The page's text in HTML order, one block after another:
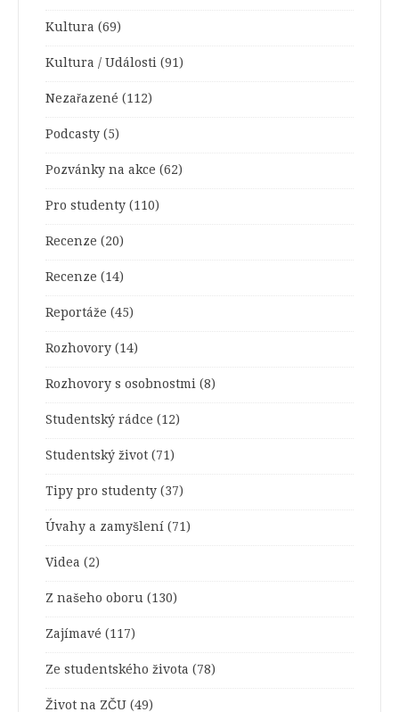
Kultura (69)
Kultura / Události (91)
Nezařazené (112)
Podcasty (5)
Pozvánky na akce (62)
Pro studenty (110)
Recenze (20)
Recenze (14)
Reportáže (45)
Rozhovory (14)
Rozhovory s osobnostmi (8)
Studentský rádce (12)
Studentský život (71)
Tipy pro studenty (37)
Úvahy a zamyšlení (71)
Videa (2)
Z našeho oboru (130)
Zajímavé (117)
Ze studentského života (78)
Život na ZČU (49)